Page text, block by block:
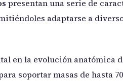
presentan una serie de
adaptarse a
en la evolución anatómica
soportar masas de hasta